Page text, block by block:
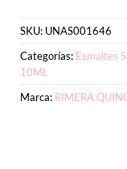
SKU: UNAS001646
Categorías: Esmaltes
10ML
Marca: RIMERA